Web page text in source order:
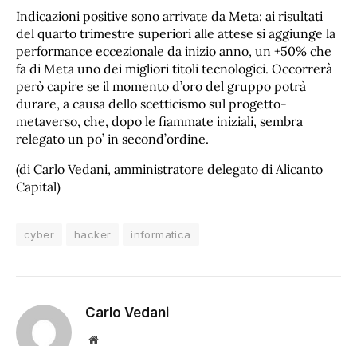
Indicazioni positive sono arrivate da Meta: ai risultati
del quarto trimestre superiori alle attese si aggiunge la
performance eccezionale da inizio anno, un +50% che
fa di Meta uno dei migliori titoli tecnologici. Occorrerà
però capire se il momento d’oro del gruppo potrà
durare, a causa dello scetticismo sul progetto-
metaverso, che, dopo le fiammate iniziali, sembra
relegato un po’ in second’ordine.
(di Carlo Vedani, amministratore delegato di Alicanto
Capital)
cyber hacker informatica
Carlo Vedani
Sito